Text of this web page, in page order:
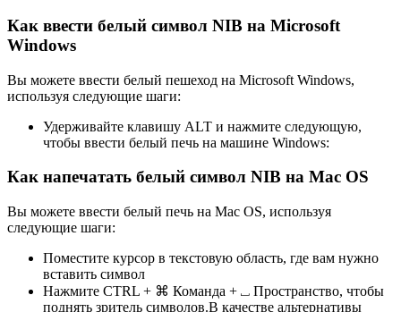
Как ввести белый символ NIB на Microsoft
Windows
Вы можете ввести белый пешеход на Microsoft Windows,
используя следующие шаги:
Удерживайте клавишу ALT и нажмите следующую,
чтобы ввести белый печь на машине Windows:
Как напечатать белый символ NIB на Mac OS
Вы можете ввести белый печь на Mac OS, используя
следующие шаги:
Поместите курсор в текстовую область, где вам нужно
вставить символ
Нажмите CTRL + ⌘ Команда + ⎵ Пространство, чтобы
поднять зритель символов.В качестве альтернативы